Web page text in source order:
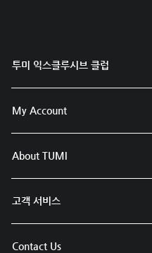
투미 익스클루시브 클럽
My Account
About TUMI
고객 서비스
Contact Us